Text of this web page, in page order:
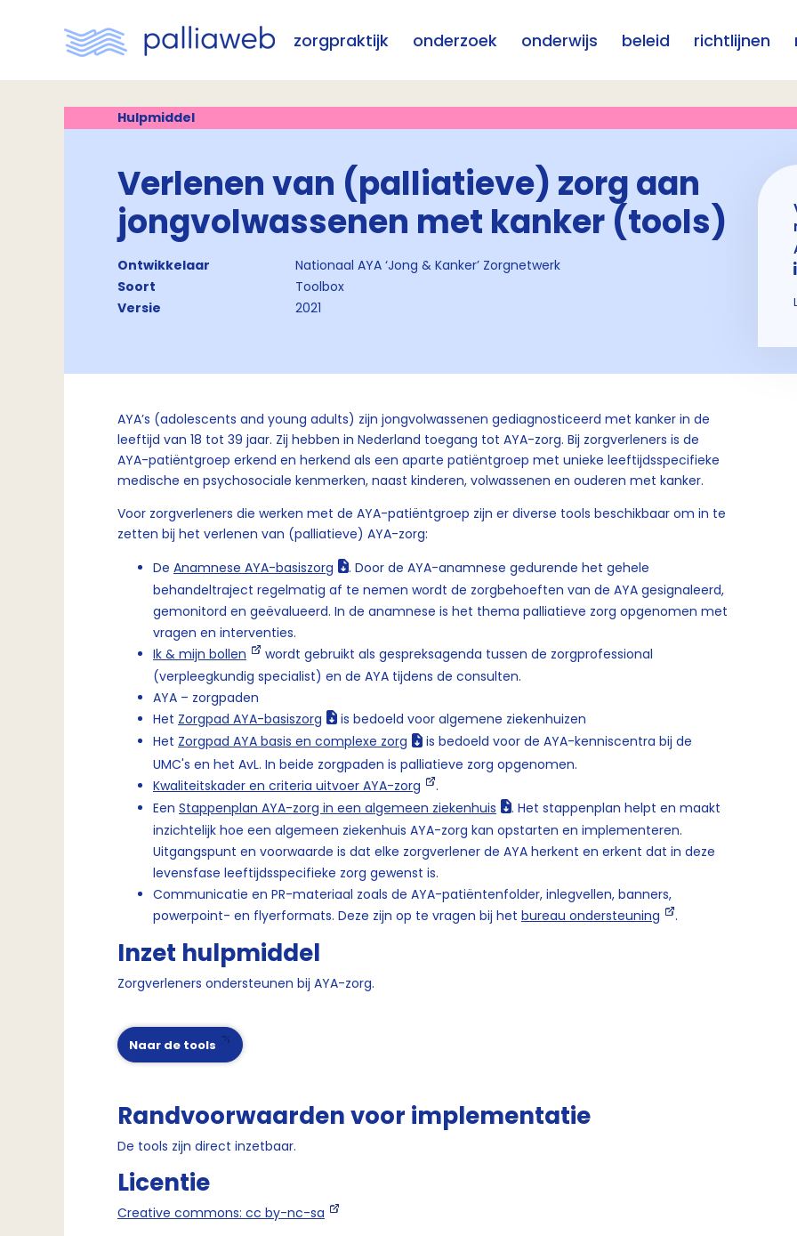
zorgpraktijk onderzoek onderwijs beleid richtlijnen
Hulpmiddel
Verlenen van (palliatieve) zorg aan
jongvolwassenen met kanker (tools)
Ontwikkelaar
Nationaal AYA ‘Jong & Kanker’ Zorgnetwerk
Soort
Toolbox
Versie
2021
AYA’s (adolescents and young adults) zijn jongvolwassenen gediagnosticeerd met kanker in de
leeftijd van 18 tot 39 jaar. Zij hebben in Nederland toegang tot AYA-zorg. Bij zorgverleners is de
AYA-patiëntgroep erkend en herkend als een aparte patiëntgroep met unieke leeftijdsspecifieke
medische en psychosociale kenmerken, naast kinderen, volwassenen en ouderen met kanker.
Voor zorgverleners die werken met de AYA-patiëntgroep zijn er diverse tools beschikbaar om in te
zetten bij het verlenen van (palliatieve) AYA-zorg:
De Anamnese AYA-basiszorg
. Door de AYA-anamnese gedurende het gehele
behandeltraject regelmatig af te nemen wordt de zorgbehoeften van de AYA gesignaleerd,
gemonitord en geëvalueerd. In de anamnese is het thema palliatieve zorg opgenomen met
vragen en interventies.
Ik & mijn bollen
wordt gebruikt als gespreksagenda tussen de zorgprofessional
(verpleegkundig specialist) en de AYA tijdens de consulten.
AYA – zorgpaden
Het Zorgpad AYA-basiszorg
is bedoeld voor algemene ziekenhuizen
Het Zorgpad AYA basis en complexe zorg
is bedoeld voor de AYA-kenniscentra bij de
UMC's en het AvL. In beide zorgpaden is palliatieve zorg opgenomen.
Kwaliteitskader en criteria uitvoer AYA-zorg
.
Een Stappenplan AYA-zorg in een algemeen ziekenhuis
. Het stappenplan helpt en maakt
inzichtelijk hoe een algemeen ziekenhuis AYA-zorg kan opstarten en implementeren.
Uitgangspunt en voorwaarde is dat elke zorgverlener de AYA herkent en erkent dat in deze
levensfase leeftijdsspecifieke zorg gewenst is.
Communicatie en PR-materiaal zoals de AYA-patiëntenfolder, inlegvellen, banners,
powerpoint- en flyerformats. Deze zijn op te vragen bij het bureau ondersteuning .
Inzet hulpmiddel
Zorgverleners ondersteunen bij AYA-zorg.
Naar de tools
Randvoorwaarden voor implementatie
De tools zijn direct inzetbaar.
Licentie
Creative commons: cc by-nc-sa